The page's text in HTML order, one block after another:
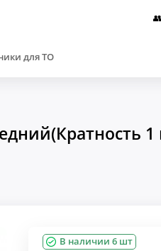
для ТО
1
В наличии 6 шт